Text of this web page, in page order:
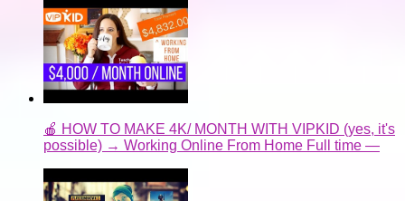
🍎 HOW TO MAKE 4K/ MONTH WITH VIPKID (yes, it's
possible) → Working Online From Home Full time —